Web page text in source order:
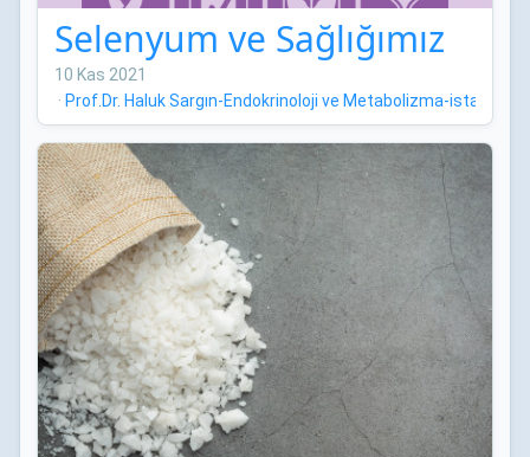
Selenyum ve Sağlığımız
10 Kas 2021
· Prof.Dr. Haluk Sargın-Endokrinoloji ve Metabolizma-istanbul